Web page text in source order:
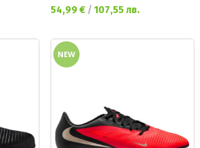
Текуща цена:
54,99 € / 107,55 лв.
NEW